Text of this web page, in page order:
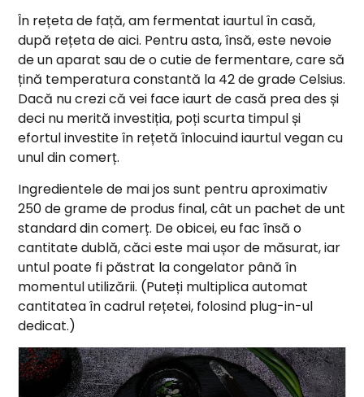
În rețeta de față, am fermentat iaurtul în casă,
după rețeta de aici. Pentru asta, însă, este nevoie
de un aparat sau de o cutie de fermentare, care să
țină temperatura constantă la 42 de grade Celsius.
Dacă nu crezi că vei face iaurt de casă prea des și
deci nu merită investiția, poți scurta timpul și
efortul investite în rețetă înlocuind iaurtul vegan cu
unul din comerț.
Ingredientele de mai jos sunt pentru aproximativ
250 de grame de produs final, cât un pachet de unt
standard din comerț. De obicei, eu fac însă o
cantitate dublă, căci este mai ușor de măsurat, iar
untul poate fi păstrat la congelator până în
momentul utilizării. (Puteți multiplica automat
cantitatea în cadrul rețetei, folosind plug-in-ul
dedicat.)